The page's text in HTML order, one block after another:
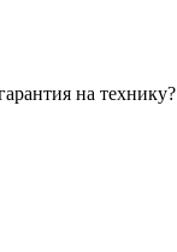
на технику?